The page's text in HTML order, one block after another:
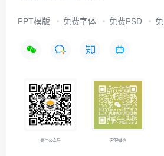
PPT模版 免费字体 免费PSD
关注公众号 客服微信